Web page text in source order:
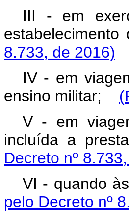
III - em
8.733, de 2016)
IV - em
ensino militar;
V - em
incluída a
Decreto nº
VI - quando
pelo Decreto nº